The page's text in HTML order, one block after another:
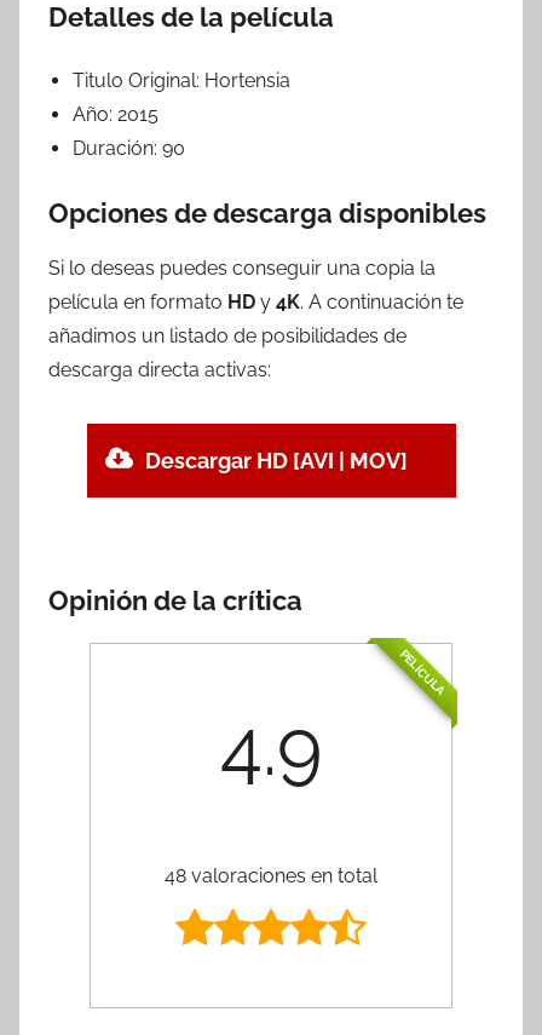
Detalles de la película
Titulo Original: Hortensia
Año: 2015
Duración: 90
Opciones de descarga disponibles
Si lo deseas puedes conseguir una copia la
película en formato HD y 4K. A continuación te
añadimos un listado de posibilidades de
descarga directa activas:
Descargar HD [AVI | MOV]
Opinión de la crítica
PELÍCULA
4.9
48 valoraciones en total